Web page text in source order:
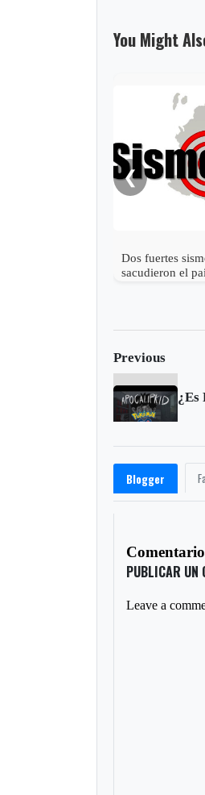
You Might
❮
Dos fuertes
sacudieron el
Previous
Blogger
PUBLICAR UN
Leave a